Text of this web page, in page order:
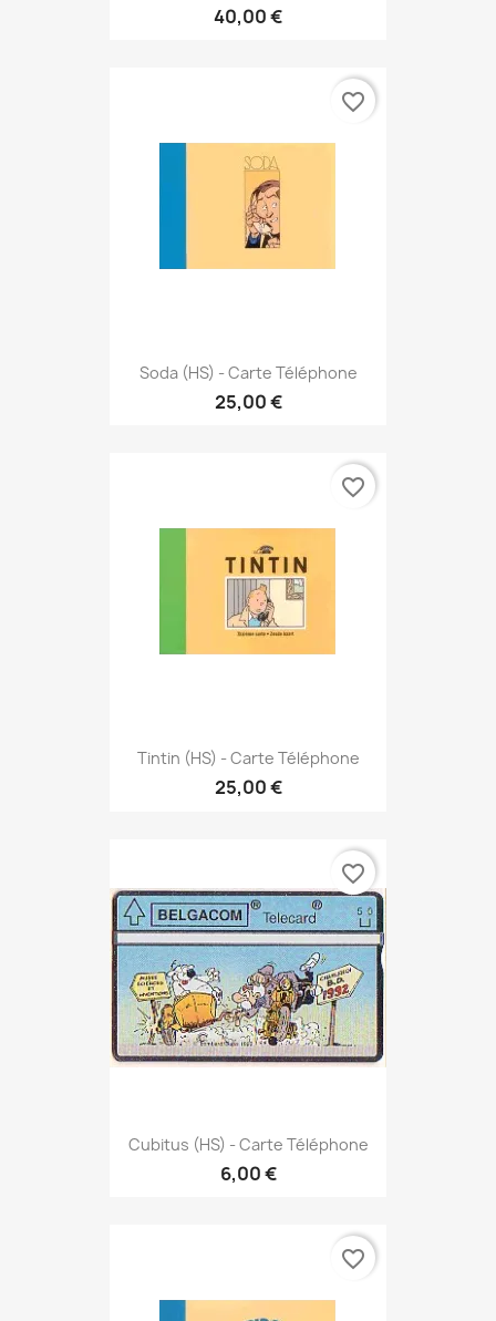
40,00 €
Soda (HS) - Carte Téléphone
25,00 €
favorite_border
Tintin (HS) - Carte Téléphone
25,00 €
favorite_border
Cubitus (HS) - Carte Téléphone
6,00 €
favorite_border
favorite_border